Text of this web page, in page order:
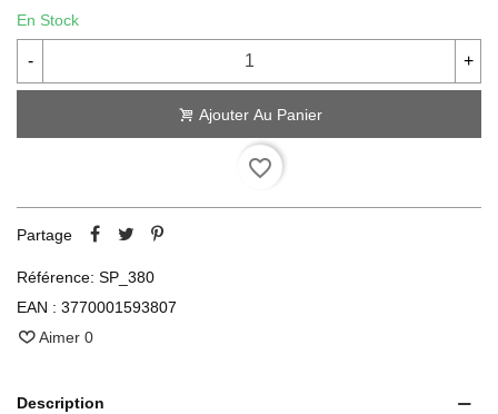
En Stock
- +
Ajouter Au Panier
favorite_border
Partage
Référence: SP_380
EAN : 3770001593807
Aimer 0
Description